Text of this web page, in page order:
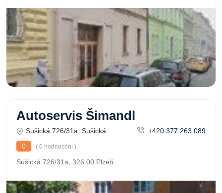
Autoservis Šimandl
Sušická 726/31a, Sušická
+420 377 263 089
0
( 0 hodnocení )
Sušická 726/31a, 326 00 Plzeň